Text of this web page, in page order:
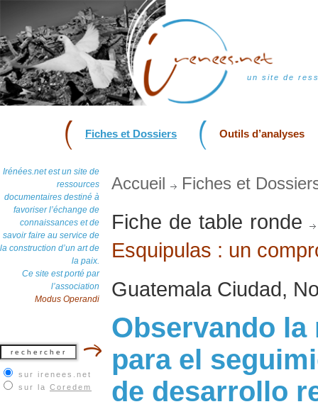
un site de
Fiches et Dossiers Outils d’analyses
Irénées.net est un site de
ressources
documentaires destiné à
favoriser l’échange de
connaissances et de
savoir faire au service de
la construction d’un art de
la paix.
Ce site est porté par
l’association
Modus Operandi
sur irenees.net
sur la Coredem
Accueil Fiches et
Fiche de table ronde
Esquipulas : un
Guatemala Ciudad,
Observando
para el
de desarrollo